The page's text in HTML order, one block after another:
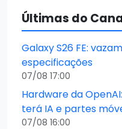
Últimas do
Galaxy S26 FE:
especificações
07/08 17:00
Hardware da
terá IA e partes
07/08 16:00